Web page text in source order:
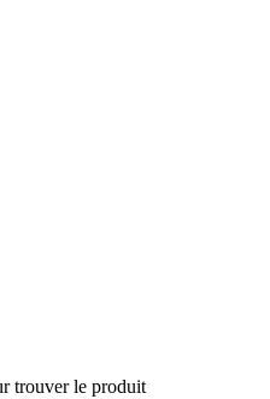
trouver le produit